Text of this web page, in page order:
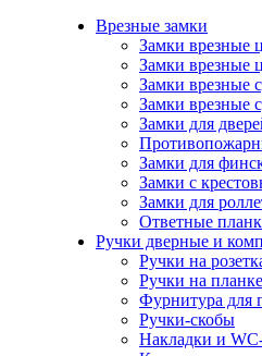
Врезные замки
Замки врезные
Замки врезные
Замки врезные
Замки врезные
Замки для
Замки для
Замки с
Замки для
Ответные
Ручки дверные и
Ручки на
Ручки на планке
Фурнитура для
Ручки-скобы
Накладки и